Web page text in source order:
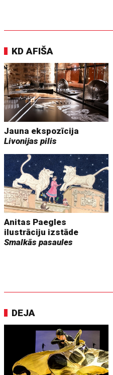
KD AFIŠA
Jauna ekspozīcija
Livonijas pilis
Anitas Paegles
ilustrāciju izstāde
Smalkās pasaules
DEJA